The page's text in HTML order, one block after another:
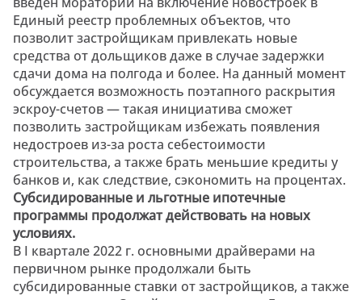
Единый реестр проблемных объектов, что
позволит застройщикам привлекать новые
средства от дольщиков даже в случае задержки
сдачи дома на полгода и более. На данный момент
обсуждается возможность поэтапного раскрытия
эскроу-счетов — такая инициатива сможет
позволить застройщикам избежать появления
недостроев из-за роста себестоимости
строительства, а также брать меньшие кредиты у
банков и, как следствие, сэкономить на процентах.
Субсидированные и льготные ипотечные
программы продолжат действовать на новых
условиях.
В I квартале 2022 г. основными драйверами на
первичном рынке продолжали быть
субсидированные ставки от застройщиков, а также